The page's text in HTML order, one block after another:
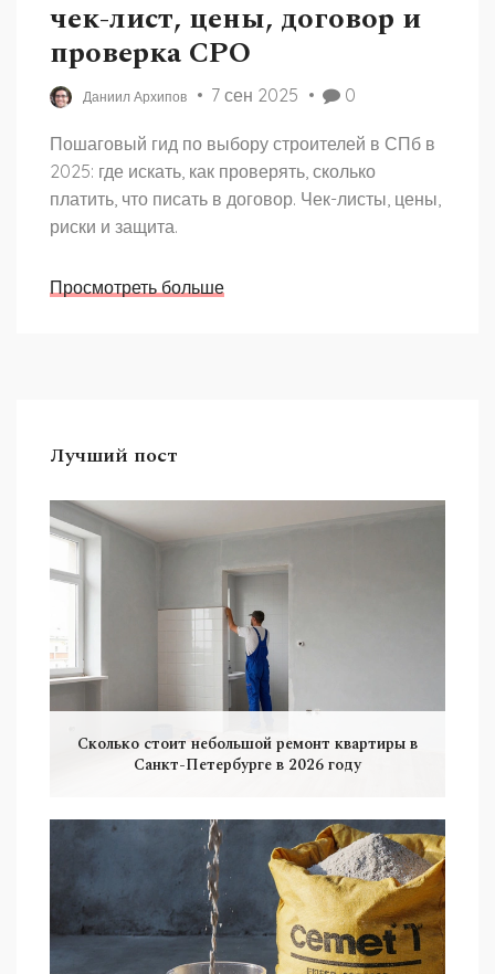
чек-лист, цены, договор и
проверка СРО
Даниил Архипов 7 сен 2025 0
Пошаговый гид по выбору строителей в СПб в
2025: где искать, как проверять, сколько
платить, что писать в договор. Чек-листы, цены,
риски и защита.
Просмотреть больше
Лучший пост
Сколько стоит небольшой ремонт квартиры в
Санкт-Петербурге в 2026 году